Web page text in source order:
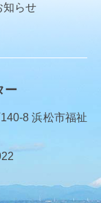
知らせ
ー
8 浜松市福祉